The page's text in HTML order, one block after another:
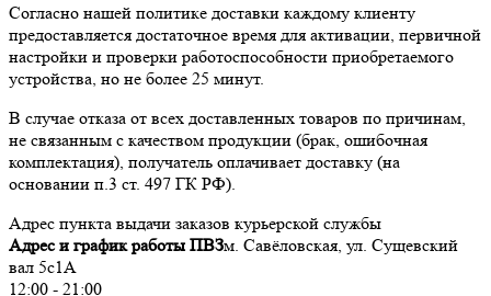
Согласно нашей политике доставки каждому клиенту
предоставляется достаточное время для активации, первичной
настройки и проверки работоспособности приобретаемого
устройства, но не более 25 минут.
В случае отказа от всех доставленных товаров по причинам,
не связанным с качеством продукции (брак, ошибочная
комплектация), получатель оплачивает доставку (на
основании п.3 ст. 497 ГК РФ).
Адрес пункта выдачи заказов курьерской службы
Адрес и график работы ПВЗм. Савёловская, ул. Сущевский
вал 5с1А
12:00 - 21:00